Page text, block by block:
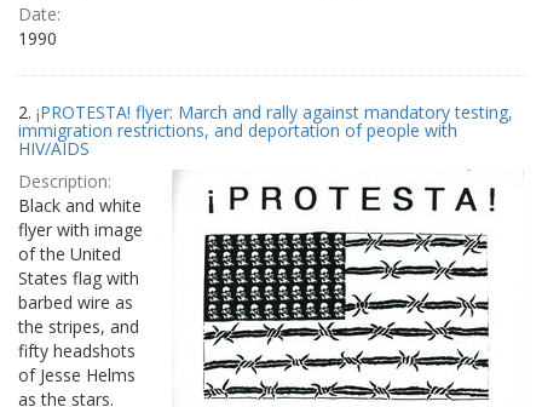
Date:
1990
2. ¡PROTESTA! flyer: March and rally against mandatory testing,
immigration restrictions, and deportation of people with
HIV/AIDS
Description:
Black and white
flyer with image
of the United
States flag with
barbed wire as
the stripes, and
fifty headshots
of Jesse Helms
as the stars.